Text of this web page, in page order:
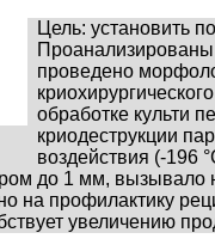
Цель: установить
Проанализированы
проведено
обработке культи
криодеструкции
воздействия (-196
до 1 мм,
на профилактику
увеличению